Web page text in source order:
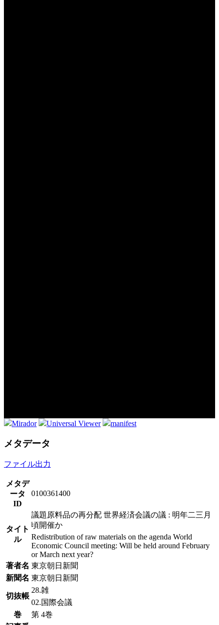
Mirador Universal Viewer manifest
メタデータ
ファイル出力
メタデ
ータ
ID
0100361400
タイト
ル
議題原料品の再分配 世界経済会議の議 : 明年二三月
頃開催か
Redistribution of raw materials on the agenda World
Economic Council meeting: Will be held around February
or March next year?
著者名 東京朝日新聞
新聞名 東京朝日新聞
切抜帳
28.雑
02.国際会議
巻
第 4巻